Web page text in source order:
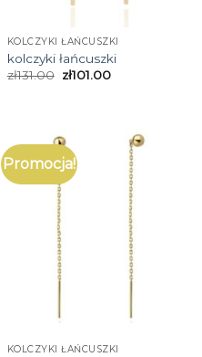
KOLCZYKI ŁAŃCUSZKI
kolczyki łańcuszki
zł131.00 zł101.00
Promocja!
KOLCZYKI ŁAŃCUSZKI